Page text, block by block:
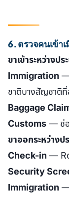
6. ตรวจคนเข้า
ขาเข้าระหว่างป
Immigration —
ชาติบางสัญชาติที่
Baggage
Customs — ช่อ
ขาออกระหว่าง
Check-in —
Security
Immigration —